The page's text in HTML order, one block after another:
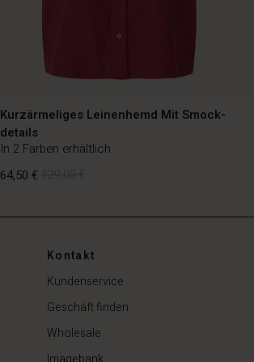
Kurzärmeliges Leinenhemd Mit Smock-
details
In 2 Farben erhältlich
64,50 €
Kontakt
Kundenservice
Geschäft finden
Wholesale